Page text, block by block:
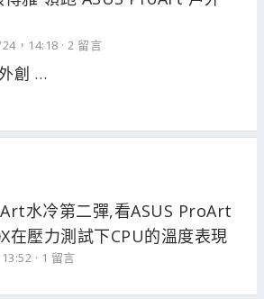
，14:18 2 留言
創 …
水冷第二彈,看ASUS ProArt
在壓力測試下CPU的溫度表現
1 留言